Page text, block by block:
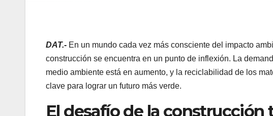
DAT.- En un mundo cada vez más consciente del impacto
construcción se encuentra en un punto de inflexión. La
medio ambiente está en aumento, y la reciclabilidad de los
clave para lograr un futuro más verde.
El desafío de la construcción